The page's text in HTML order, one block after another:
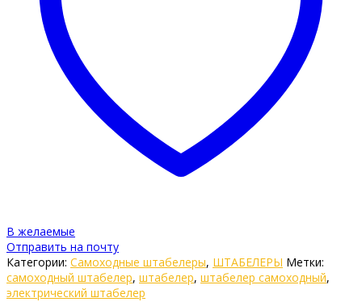
В желаемые
Отправить на почту
Категории: Самоходные штабелеры, ШТАБЕЛЕРЫ Метки:
самоходный штабелер, штабелер, штабелер самоходный,
электрический штабелер